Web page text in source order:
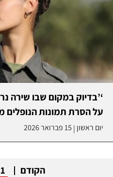
‘’בדיוק במקום שבו
על הסרת תמונות
יום ראשון | 15 פברואר 2026
הקודם 1